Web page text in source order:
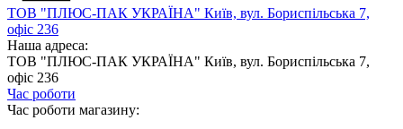
ТОВ "ПЛЮС-ПАК УКРАЇНА" Київ, вул. Бориспільська 7,
офіс 236
Наша адреса:
ТОВ "ПЛЮС-ПАК УКРАЇНА" Київ, вул. Бориспільська 7,
офіс 236
Час роботи
Час роботи магазину: